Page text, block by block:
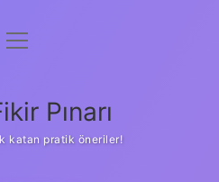
Politikası
Uyarı
menüyü
Pınarı
katan pratik öneriler!